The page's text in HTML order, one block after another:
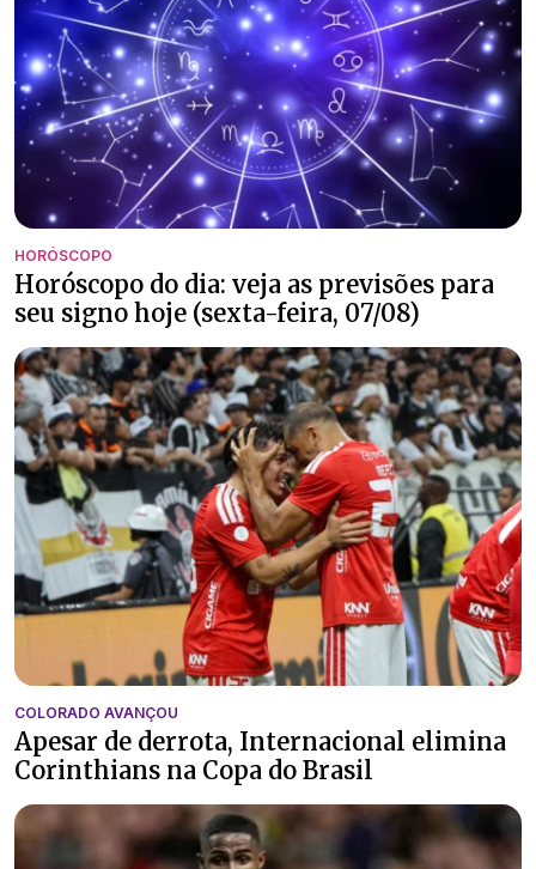
HORÓSCOPO
Horóscopo do dia: veja as previsões para
seu signo hoje (sexta-feira, 07/08)
COLORADO AVANÇOU
Apesar de derrota, Internacional elimina
Corinthians na Copa do Brasil